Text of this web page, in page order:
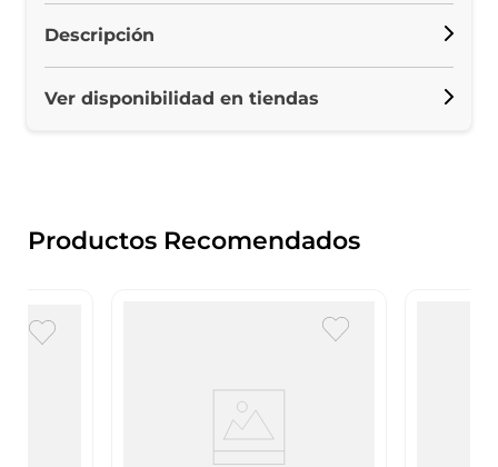
Descripción
Ver disponibilidad en tiendas
Productos Recomendados